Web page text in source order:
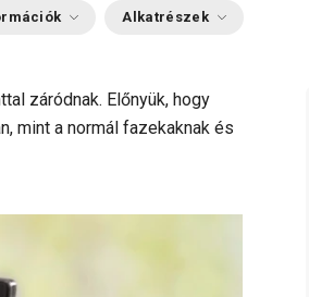
Alkatrészek
záródnak. Előnyük, hogy
mint a normál fazekaknak és